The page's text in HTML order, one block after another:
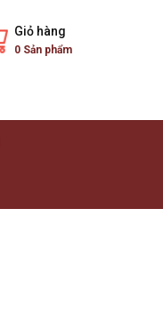
Giỏ hàng
0 Sản phẩm